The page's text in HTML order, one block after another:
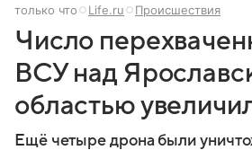
только что Life.ru Происшествия
Число
ВСУ над
областью
Ещё четыре дрона были